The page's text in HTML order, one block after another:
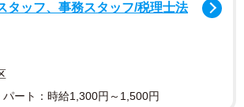
けて同日の演奏を投稿。「枯葉」、
」、孫娘さんのリクエストで
ラキラと星が流れるようなアレンジの
っ子さんのリクエストで「White
Mommy Kissing Santa Claus」と、家
タッフ、事務スタッフ/税理士法
パート：時給1,300円～1,500円